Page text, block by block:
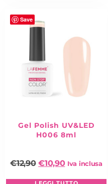
Save
Gel Polish UV&LED
H006 8ml
€12,90 €10,90 Iva inclusa